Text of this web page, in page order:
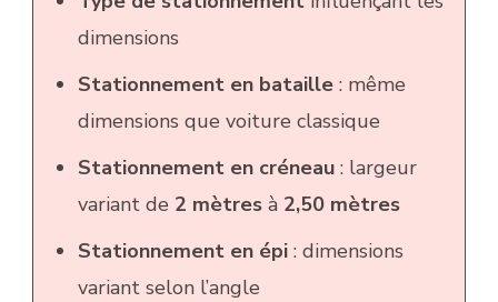
dimensions
Stationnement en bataille: même
dimensions que voiture classique
Stationnement en créneau: largeur
variant de 2 mètresà 2,50 mètres
Stationnement en épi: dimensions
variant selon l’angle